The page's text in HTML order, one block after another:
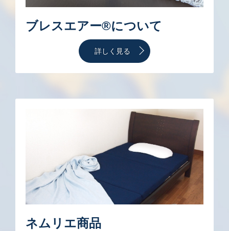
ブレスエアー®について
詳しく見る
ネムリエ商品